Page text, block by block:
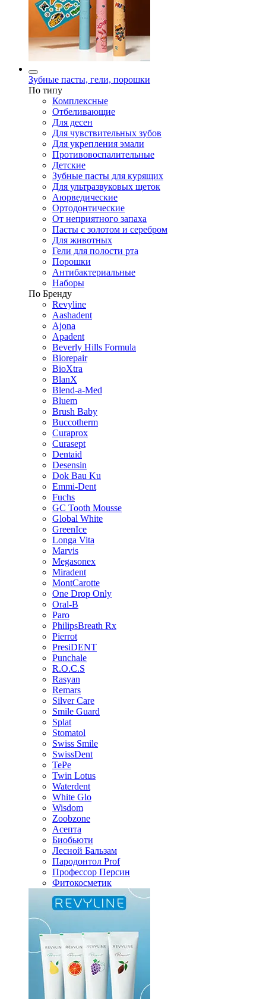
Зубные пасты, гели, порошки
По типу
Комплексные
Отбеливающие
Для десен
Для чувствительных зубов
Для укрепления эмали
Противовоспалительные
Детские
Зубные пасты для курящих
Для ультразвуковых щеток
Аюрведические
Ортодонтические
От неприятного запаха
Пасты с золотом и серебром
Для животных
Гели для полости рта
Порошки
Антибактериальные
Наборы
По Бренду
Revyline
Aashadent
Ajona
Apadent
Beverly Hills Formula
Biorepair
BioXtra
BlanX
Blend-a-Med
Bluem
Brush Baby
Buccotherm
Curaprox
Curasept
Dentaid
Desensin
Dok Bau Ku
Emmi-Dent
Fuchs
GC Tooth Mousse
Global White
GreenIce
Longa Vita
Marvis
Megasonex
Miradent
MontCarotte
One Drop Only
Oral-B
Paro
PhilipsBreath Rx
Pierrot
PresiDENT
Punchale
R.O.C.S
Rasyan
Remars
Silver Care
Smile Guard
Splat
Stomatol
Swiss Smile
SwissDent
TePe
Twin Lotus
Waterdent
White Glo
Wisdom
Zoobzone
Асепта
Биобьюти
Лесной Бальзам
Пародонтол Prof
Профессор Персин
Фитокосметик